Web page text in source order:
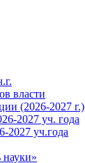
власти
(2026-2027 г.)
2027 уч. года
2027 уч.года